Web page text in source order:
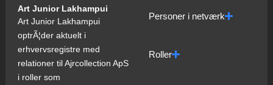
Art Junior Lakhampui
Art Junior Lakhampui
optrÃ¦der aktuelt i
erhvervsregistre med
relationer til Ajrcollection ApS
i roller som
Personer i netværk
Roller